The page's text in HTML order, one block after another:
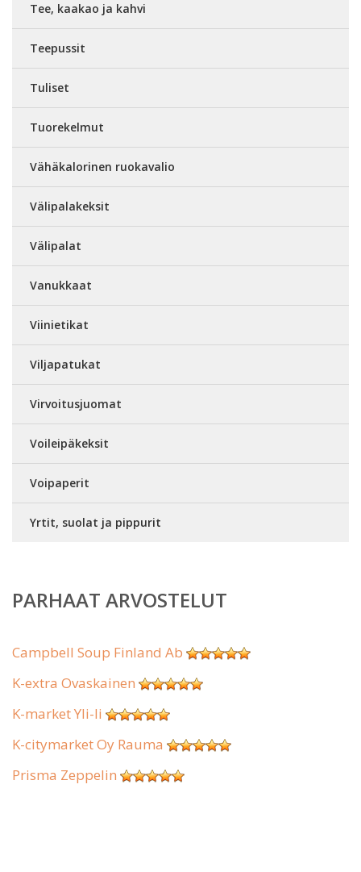
Tee, kaakao ja kahvi
Teepussit
Tuliset
Tuorekelmut
Vähäkalorinen ruokavalio
Välipalakeksit
Välipalat
Vanukkaat
Viinietikat
Viljapatukat
Virvoitusjuomat
Voileipäkeksit
Voipaperit
Yrtit, suolat ja pippurit
PARHAAT ARVOSTELUT
Campbell Soup Finland Ab
K-extra Ovaskainen
K-market Yli-Ii
K-citymarket Oy Rauma
Prisma Zeppelin